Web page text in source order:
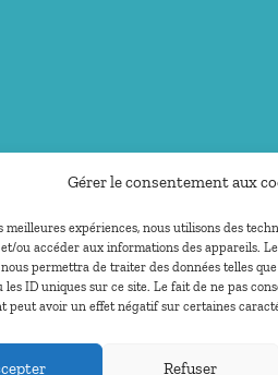
Gérer le consentement aux
meilleures expériences, nous utilisons des
ou accéder aux informations des appareils.
permettra de traiter des données telles
les ID uniques sur ce site. Le fait de ne pas
peut avoir un effet négatif sur certaines
Refuser